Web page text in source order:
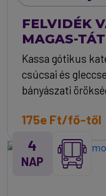
FELVIDÉK
MAGAS-
Kassa gótikus
csúcsai és
bányászati
175e Ft/fő-től
4
NAP